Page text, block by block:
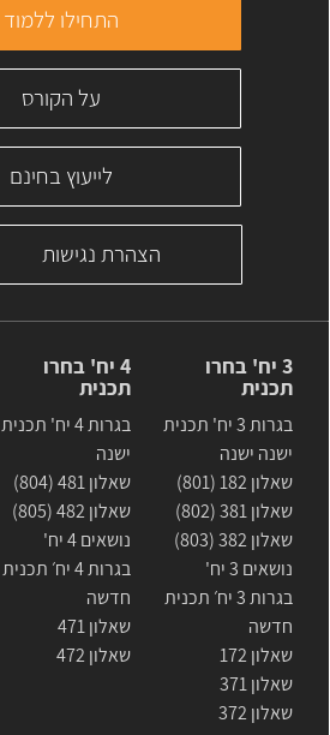
התחילו ללמוד
על הקורס
לייעוץ בחינם
הצהרת נגישות
3 יח' בחרו
תכנית
בגרות 3 יח' תכנית
ישנה ישנה
שאלון 182 (801)
שאלון 381 (802)
שאלון 382 (803)
נושאים 3 יח'
בגרות 3 יח׳ תכנית
חדשה
שאלון 172
שאלון 371
שאלון 372
4 יח' בחרו
תכנית
בגרות 4 יח' תכנית
ישנה
שאלון 481 (804)
שאלון 482 (805)
נושאים 4 יח'
בגרות 4 יח׳ תכנית
חדשה
שאלון 471
שאלון 472